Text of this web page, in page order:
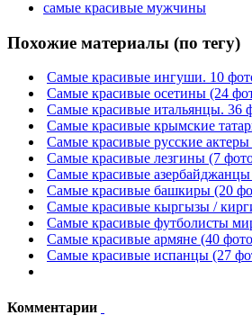
самые красивые мужчины
Похожие материалы (по тегу)
Самые красивые ингуши. 10
Самые красивые осетины (24
Самые красивые итальянцы. 36
Самые красивые крымские
Самые красивые русские
Самые красивые лезгины (7
Самые красивые
Самые красивые башкиры (20
Самые красивые кыргызы /
Самые красивые футболисты
Самые красивые армяне (40
Самые красивые испанцы (27
Комментарии